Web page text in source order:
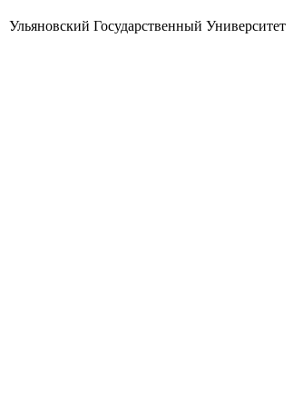
Ульяновский Государственный Университет